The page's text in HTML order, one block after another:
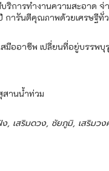
ริการทำงานความสะอาด
การันตีคุณภาพด้วยเศรษฐีทั่ว
มืออาชีพ เปลี่ยนที่อยู่บรรพ
านน้ำท่วม
เสริมดวง, ชัยภูมิ, เสริมวง